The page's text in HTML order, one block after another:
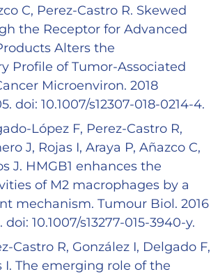
C, Perez-Castro R. Skewed
the Receptor for Advanced
Alters the
Profile of Tumor-Associated
Microenviron. 2018
doi: 10.1007/s12307-018-0214-4.
López F, Perez-Castro R,
J, Rojas I, Araya P, Añazco C,
J. HMGB1 enhances the
of M2 macrophages by a
mechanism. Tumour Biol. 2016
doi: 10.1007/s13277-015-3940-y.
Castro R, González I, Delgado F,
I. The emerging role of the